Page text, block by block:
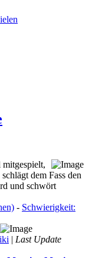
dem Fass den
und schwört
- Schwierigkeit:
| Last Update